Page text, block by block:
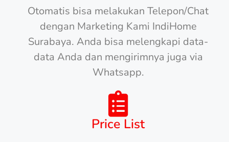
Otomatis bisa melakukan Telepon/Chat
dengan Marketing Kami IndiHome
Surabaya. Anda bisa melengkapi data-
data Anda dan mengirimnya juga via
Whatsapp.
Price List